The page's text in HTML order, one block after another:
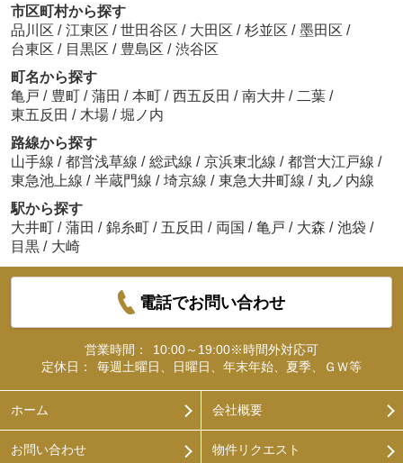
市区町村から探す
品川区 / 江東区 / 世田谷区 / 大田区 / 杉並区 / 墨田区 /
台東区 / 目黒区 / 豊島区 / 渋谷区
町名から探す
亀戸 / 豊町 / 蒲田 / 本町 / 西五反田 / 南大井 / 二葉 /
東五反田 / 木場 / 堀ノ内
路線から探す
山手線 / 都営浅草線 / 総武線 / 京浜東北線 / 都営大江戸線 /
東急池上線 / 半蔵門線 / 埼京線 / 東急大井町線 / 丸ノ内線
駅から探す
大井町 / 蒲田 / 錦糸町 / 五反田 / 両国 / 亀戸 / 大森 / 池袋 /
目黒 / 大崎
電話でお問い合わせ
営業時間：
10:00～19:00※時間外対応可
定休日：
毎週土曜日、日曜日、年末年始、夏季、ＧＷ等
ホーム 会社概要
お問い合わせ 物件リクエスト